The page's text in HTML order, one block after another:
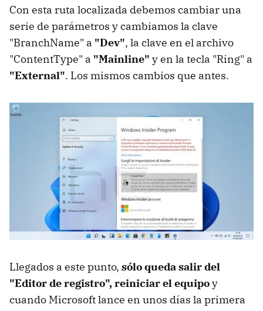
Con esta ruta localizada debemos cambiar una
serie de parámetros y cambiamos la clave
"BranchName" a "Dev", la clave en el archivo
"ContentType" a "Mainline" y en la tecla "Ring" a
"External". Los mismos cambios que antes.
Llegados a este punto, sólo queda salir del
"Editor de registro", reiniciar el equipoy
cuando Microsoft lance en unos días la primera